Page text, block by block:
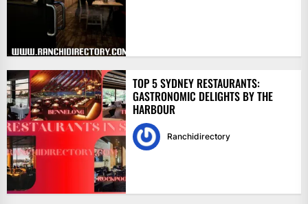
TOP 5 SYDNEY RESTAURANTS:
GASTRONOMIC DELIGHTS BY THE
HARBOUR
Ranchidirectory